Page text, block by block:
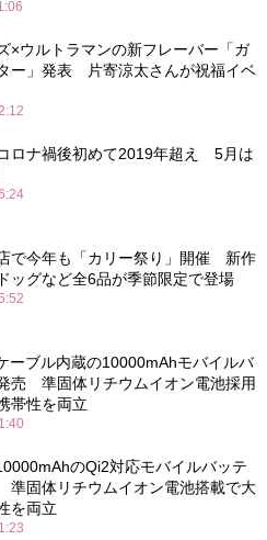
×ウルトラマンの新フレーバー「ガ
ー」発表 片寄涼太さんが祝福イベ
ロナ禍後初めて2019年超え 5月は
で今年も「カリー祭り」開催 新作
ッグなど全6品が季節限定で登場
ーブル内蔵の10000mAhモバイルバ
売 準固体リチウムイオン電池採用
帯性を両立
のQi2対応モバイルバッテ
準固体リチウムイオン電池搭載で大
を両立